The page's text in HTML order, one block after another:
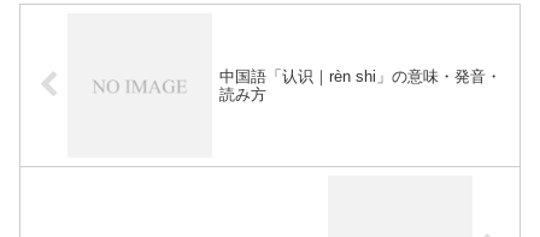
中国語「认识｜rèn shi」の意味・発音・
読み方